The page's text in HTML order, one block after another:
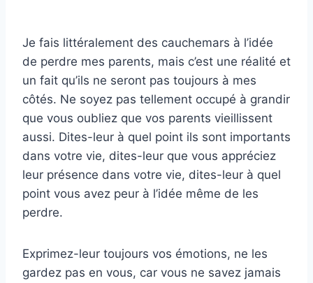
Je fais littéralement des cauchemars à l’idée
de perdre mes parents, mais c’est une réalité et
un fait qu’ils ne seront pas toujours à mes
côtés. Ne soyez pas tellement occupé à grandir
que vous oubliez que vos parents vieillissent
aussi. Dites-leur à quel point ils sont importants
dans votre vie, dites-leur que vous appréciez
leur présence dans votre vie, dites-leur à quel
point vous avez peur à l’idée même de les
perdre.
Exprimez-leur toujours vos émotions, ne les
gardez pas en vous, car vous ne savez jamais